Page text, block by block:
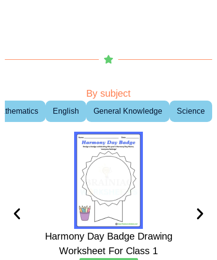
By subject
English General Knowledge Science
Harmony Day Badge Drawing
Worksheet For Class 1